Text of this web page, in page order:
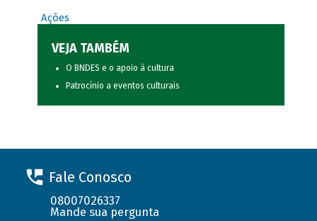
Ações
VEJA TAMBÉM
O BNDES e o apoio à cultura
Patrocínio a eventos culturais
Fale Conosco
08007026337
Mande sua pergunta